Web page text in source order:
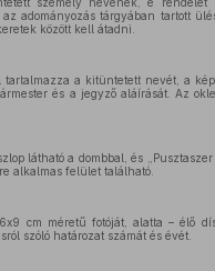
adományozás tárgyában tartott
között kell átadni.
a kitüntetett nevét, a
és a jegyző aláírását. Az
látható a dombbal, és
alkalmas felület található.
cm méretű fotóját, alatta – élő
szóló határozat számát és évét.